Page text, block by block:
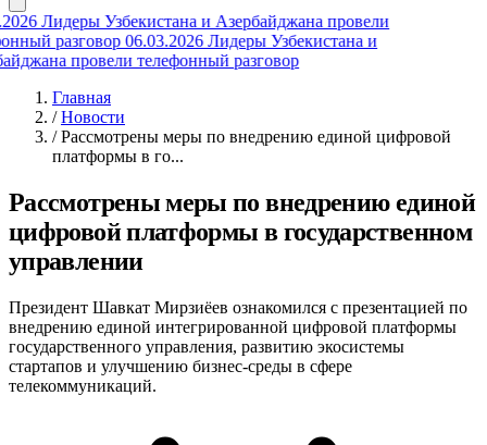
Лидеры Узбекистана и Азербайджана провели
разговор 06.03.2026 Лидеры Узбекистана и
провели телефонный разговор
Главная
/ Новости
/ Рассмотрены меры по внедрению единой цифровой
платформы в го...
Рассмотрены меры по внедрению единой
цифровой платформы в государственном
управлении
Президент Шавкат Мирзиёев ознакомился с презентацией по
внедрению единой интегрированной цифровой платформы
государственного управления, развитию экосистемы
стартапов и улучшению бизнес-среды в сфере
телекоммуникаций.